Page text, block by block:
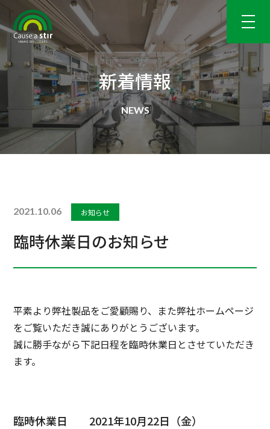
新着情報
2021.10.06 お知らせ
臨時休業日のお知らせ
平素より弊社製品をご愛顧賜り、また弊社ホームページ
をご覧いただき誠にありがとうございます。
誠に勝手ながら下記日程を臨時休業日とさせていただき
ます。
臨時休業日 2021年10月22日（金）